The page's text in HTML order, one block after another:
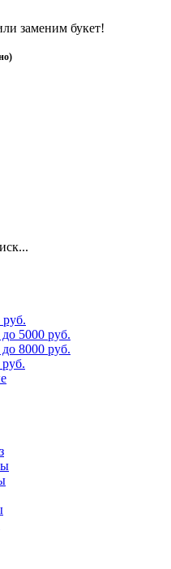
заменим букет!
5000 руб.
8000 руб.